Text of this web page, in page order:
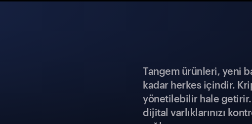
Tangem ürünleri, yeni
kadar herkes içindir.
yönetilebilir hale
dijital varlıklarınızı